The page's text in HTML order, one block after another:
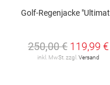
Golf-Regenjacke "Ultimate365 Tour Climaproof"
250,00 € 119,99 €
inkl. MwSt. zzgl. Versand